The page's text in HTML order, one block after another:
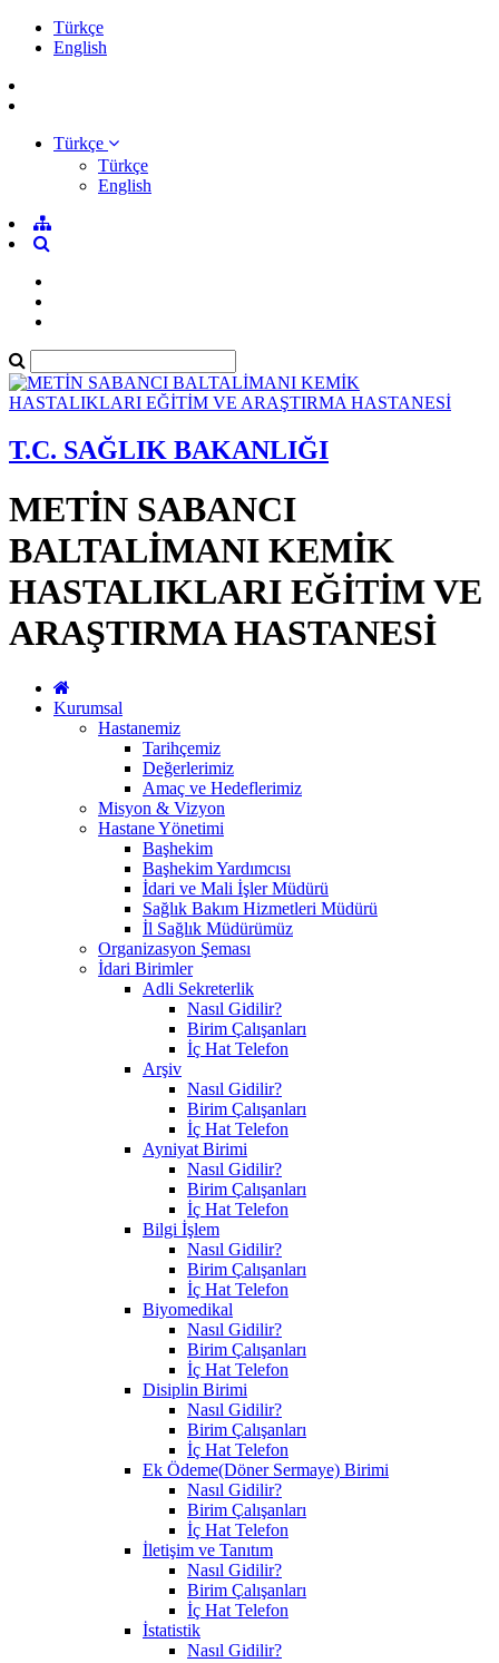
Türkçe
English
Türkçe
Türkçe
English
T.C. SAĞLIK BAKANLIĞI
METİN SABANCI
BALTALİMANI KEMİK
HASTALIKLARI EĞİTİM VE
ARAŞTIRMA HASTANESİ
Kurumsal
Hastanemiz
Tarihçemiz
Değerlerimiz
Amaç ve Hedeflerimiz
Misyon & Vizyon
Hastane Yönetimi
Başhekim
Başhekim Yardımcısı
İdari ve Mali İşler Müdürü
Sağlık Bakım Hizmetleri Müdürü
İl Sağlık Müdürümüz
Organizasyon Şeması
İdari Birimler
Adli Sekreterlik
Nasıl Gidilir?
Birim Çalışanları
İç Hat Telefon
Arşiv
Nasıl Gidilir?
Birim Çalışanları
İç Hat Telefon
Ayniyat Birimi
Nasıl Gidilir?
Birim Çalışanları
İç Hat Telefon
Bilgi İşlem
Nasıl Gidilir?
Birim Çalışanları
İç Hat Telefon
Biyomedikal
Nasıl Gidilir?
Birim Çalışanları
İç Hat Telefon
Disiplin Birimi
Nasıl Gidilir?
Birim Çalışanları
İç Hat Telefon
Ek Ödeme(Döner Sermaye) Birimi
Nasıl Gidilir?
Birim Çalışanları
İç Hat Telefon
İletişim ve Tanıtım
Nasıl Gidilir?
Birim Çalışanları
İç Hat Telefon
İstatistik
Nasıl Gidilir?